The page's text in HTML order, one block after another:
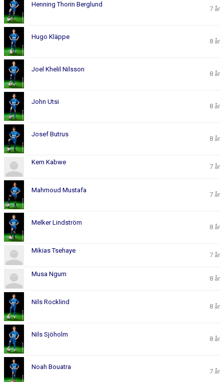
Henning Thorin Berglund
7 år
Hugo Kläppe
8 år
Joel Khelil Nilsson
8 år
John Utsi
8 år
Josef Butrus
8 år
Kem Kabwe
7 år
Mahmoud Mustafa
7 år
Melker Lindström
8 år
Mikias Tsehaye
7 år
Musa Ngum
8 år
Nils Rocklind
8 år
Nils Sjöholm
8 år
Noah Bouatra
7 år